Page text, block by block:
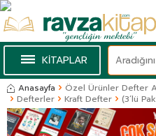
KİTAPLAR
Anasayfa
Özel Ürünler Defter
Defterler
Kraft Defter (3’lü